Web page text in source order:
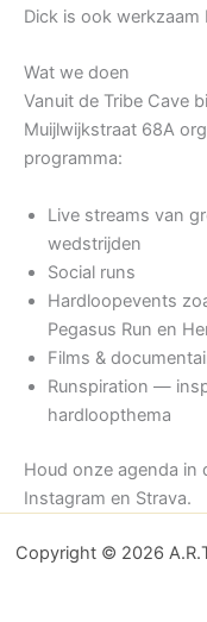
Dick is ook werkzaam
Wat we doen
Vanuit de Tribe Cave
Muijlwijkstraat 68A
programma:
Live streams van
wedstrijden
Social runs
Hardloopevents
Pegasus Run en
Films &
Runspiration —
hardloopthema
Houd onze agenda in
Instagram en Strava.
Copyright © 2026